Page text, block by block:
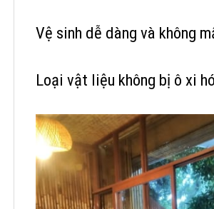
Vệ sinh dễ dàng và không
Loại vật liệu không bị ô xi